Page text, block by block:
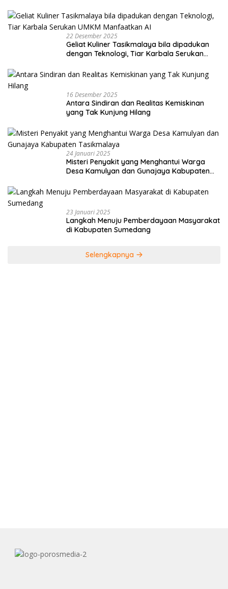
22 Desember 2025
Geliat Kuliner Tasikmalaya bila dipadukan
dengan Teknologi, Tiar Karbala Serukan
16 Desember 2025
Antara Sindiran dan Realitas Kemiskinan
yang Tak Kunjung Hilang
24 Januari 2025
Misteri Penyakit yang Menghantui Warga
Desa Kamulyan dan Gunajaya Kabupaten
23 Januari 2025
Langkah Menuju Pemberdayaan Masyarakat
di Kabupaten Sumedang
Selengkapnya